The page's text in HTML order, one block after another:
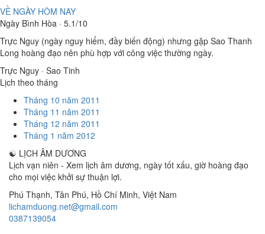
VỀ NGÀY HÔM NAY
Ngày Bình Hòa · 5.1/10
Trực Nguy (ngày nguy hiểm, đầy biến động) nhưng gặp Sao Thanh
Long hoàng đạo nên phù hợp với công việc thường ngày.
Trực Nguy · Sao Tinh
Lịch theo tháng
Tháng 10 năm 2011
Tháng 11 năm 2011
Tháng 12 năm 2011
Tháng 1 năm 2012
☯ LỊCH ÂM DƯƠNG
Lịch vạn niên - Xem lịch âm dương, ngày tốt xấu, giờ hoàng đạo
cho mọi việc khởi sự thuận lợi.
Phú Thạnh, Tân Phú, Hồ Chí Minh, Việt Nam
lichamduong.net@gmail.com
0387139054